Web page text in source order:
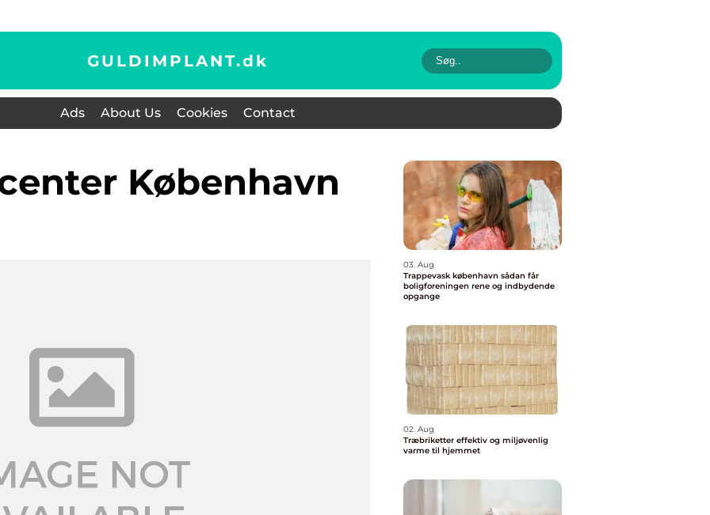
GULDIMPLANT.dk
Ads About Us Cookies Contact
København
03. Aug
Trappevask københavn sådan får
boligforeningen rene og indbydende
opgange
02. Aug
Træbriketter effektiv og miljøvenlig
varme til hjemmet